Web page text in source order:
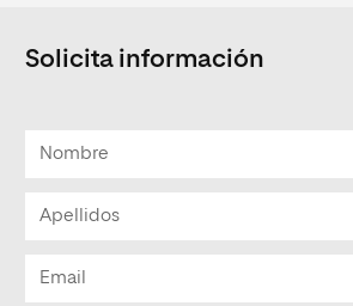
Solicita información